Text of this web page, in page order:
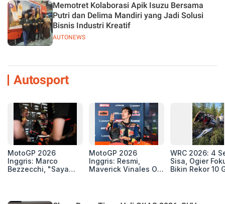
AUTONEWS
Memotret Kolaborasi Apik Isuzu Bersama
Putri dan Delima Mandiri yang Jadi Solusi
Bisnis Industri Kreatif
Autosport
MotoGP 2026
Inggris: Marco
Bezzecchi, "Saya
MotoGP 2026
Inggris: Resmi,
Maverick Vinales Out
Selanjutnya Belum
WRC 2026: 4
Sisa, Ogier
Bikin Rekor 10